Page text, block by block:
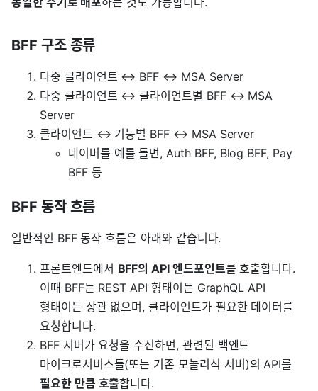
BFF 구조 종류
다중 클라이언트 ↔ BFF ↔ MSA Server
다중 클라이언트 ↔ 클라이언트별 BFF ↔ MSA
Server
클라이언트 ↔ 기능별 BFF ↔ MSA Server
네이버를 예를 들면, Auth BFF, Blog BFF, Pay
BFF 등
BFF 동작 흐름
일반적인 BFF 동작 흐름은 아래와 같습니다.
프론트엔드에서 BFF의 API 엔드포인트를 호출합니다.
이때 BFF는 REST API 형태이든 GraphQL API
형태이든 상관 없으며, 클라이언트가 필요한 데이터를
요청합니다.
BFF 서버가 요청을 수신하면, 관련된 백엔드
마이크로서비스들(또는 기존 모놀리식 서버)의 API를
필요한 만큼 호출합니다.